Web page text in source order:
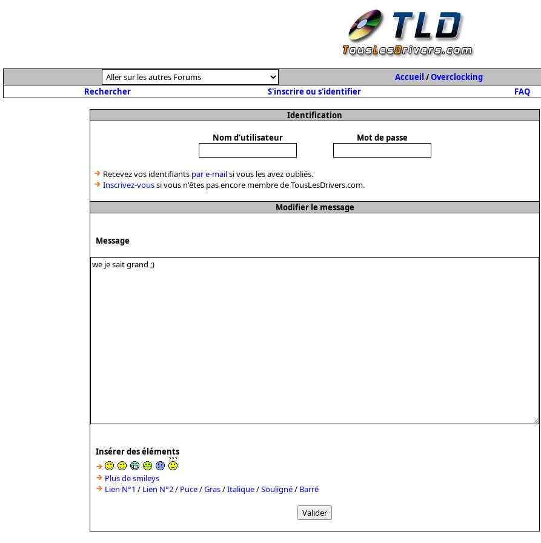
Accueil /Overclocking
Rechercher
S'inscrire ou s'identifier FAQ
Identification
Nom d'utilisateur Mot de passe
Recevez vos identifiants par e-mailsi vous les avez oubliés.
Inscrivez-voussi vous n'êtes pas encore membre de TousLesDrivers.com.
Modifier le message
Message
Insérer des éléments
Plus de smileys
Lien N°1 / Lien N°2/ Puce/Gras/Italique/Souligné/ Barré